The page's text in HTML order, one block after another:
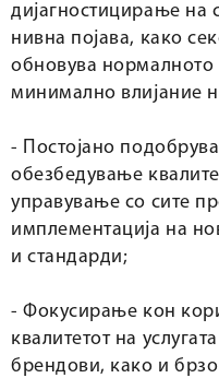
дијагностицирање на
нивна појава, како
обновува нормалното
минимално влијание
- Постојано
обезбедување
управување со сите
имплементација на
и стандарди;
- Фокусирање кон
квалитетот на
брендови, како и